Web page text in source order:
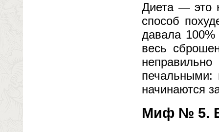
Диета — это
способ
давала
весь
печальными:
начинаются
Миф № 5.